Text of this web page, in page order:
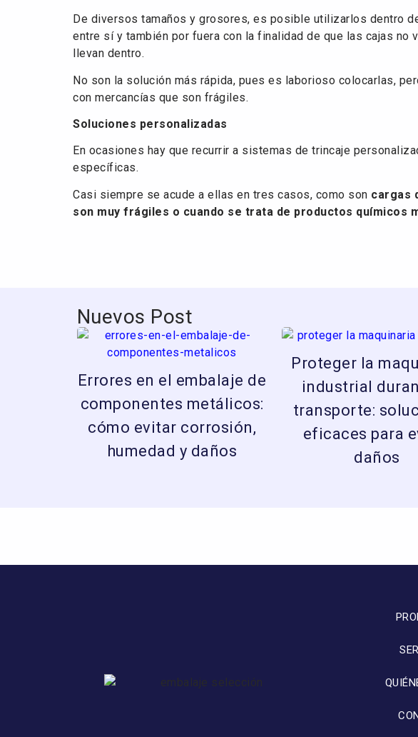
De diversos tamaños y grosores, es posible utilizarlos dentro
entre sí y también por fuera con la finalidad de que las cajas no
llevan dentro.
No son la solución más rápida, pues es laborioso colocarlas,
con mercancías que son frágiles.
Soluciones personalizadas
En ocasiones hay que recurrir a sistemas de trincaje
específicas.
Casi siempre se acude a ellas en tres casos, como son cargas
son muy frágiles o cuando se trata de productos químicos
Nuevos Post
Errores en el embalaje de
componentes metálicos:
cómo evitar corrosión,
humedad y daños
Proteger la
industrial
transporte:
eficaces para
daños